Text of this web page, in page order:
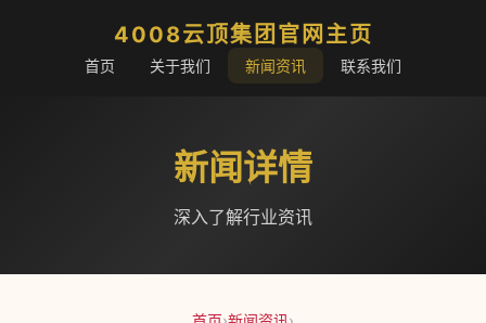
4008云顶集团官网主页
首页 关于我们 新闻资讯 联系我们
新闻详情
深入了解行业资讯